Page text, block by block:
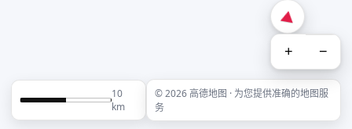
+ −
10
km
© 2026 高德地图 · 为您提供准确的地图服
务